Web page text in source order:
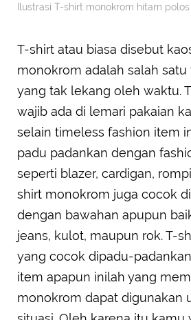
Ilustrasi T-shirt monokrom hitam
T-shirt atau biasa disebut
monokrom adalah salah
yang tak lekang oleh waktu.
wajib ada di lemari pakaian
selain timeless fashion item
padu padankan dengan
seperti blazer, cardigan,
shirt monokrom juga cocok
dengan bawahan apupun
jeans, kulot, maupun rok. T-
yang cocok dipadu-
item apapun inilah yang
monokrom dapat digunakan